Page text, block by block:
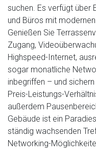
suchen. Es verfügt über
und Büros mit
Genießen Sie
Zugang,
Highspeed-Internet,
sogar monatliche
inbegriffen – und
Preis-Leistungs-
außerdem
Gebäude ist ein
ständig wachsenden
Networking-